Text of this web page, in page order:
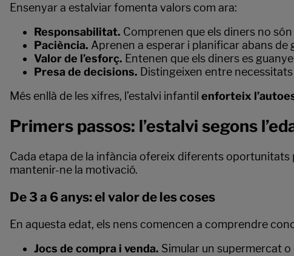
Ensenyar a estalviar fomenta valors com ara:
Responsabilitat. Comprenen que els diners no
Paciència. Aprenen a esperar i planificar abans de
Valor de l’esforç. Entenen que els diners es
Presa de decisions. Distingeixen entre
Més enllà de les xifres, l’estalvi infantil enforteix
Primers passos: l’estalvi segons
Cada etapa de la infància ofereix diferents oportunitats
mantenir-ne la motivació.
De 3 a 6 anys: el valor de les coses
En aquesta edat, els nens comencen a comprendre
Jocs de compra i venda. Simular un supermercat